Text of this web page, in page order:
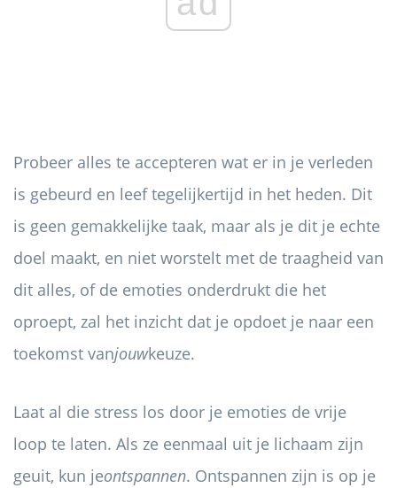
Probeer alles te accepteren wat er in je verleden
is gebeurd en leef tegelijkertijd in het heden. Dit
is geen gemakkelijke taak, maar als je dit je echte
doel maakt, en niet worstelt met de traagheid van
dit alles, of de emoties onderdrukt die het
oproept, zal het inzicht dat je opdoet je naar een
toekomst vanjouwkeuze.
Laat al die stress los door je emoties de vrije
loop te laten. Als ze eenmaal uit je lichaam zijn
geuit, kun jeontspannen. Ontspannen zijn is op je